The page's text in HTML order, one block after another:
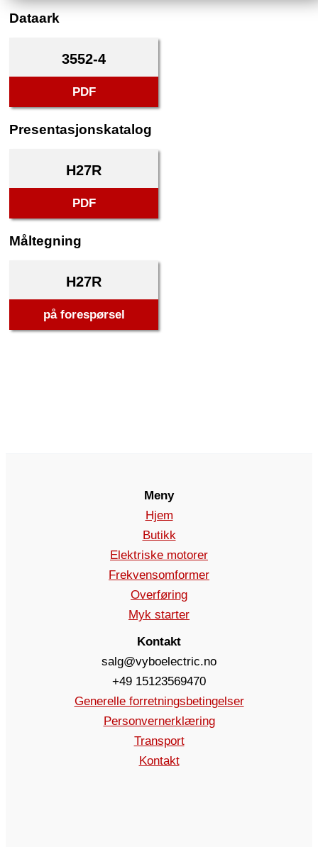
Dataark
3552-4
PDF
Presentasjonskatalog
H27R
PDF
Måltegning
H27R
på forespørsel
Meny
Hjem
Butikk
Elektriske motorer
Frekvensomformer
Overføring
Myk starter
Kontakt
salg@vyboelectric.no
+49 15123569470
Generelle forretningsbetingelser
Personvernerklæring
Transport
Kontakt